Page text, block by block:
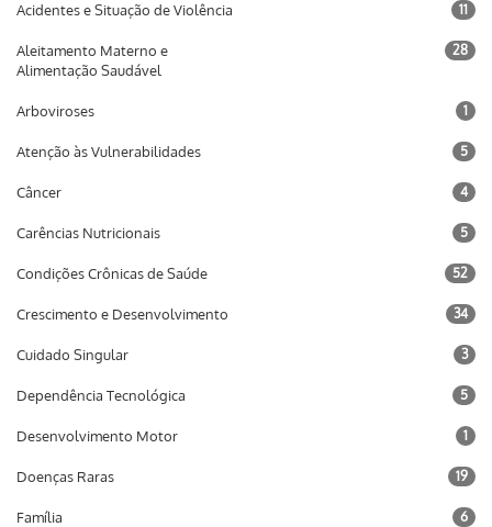
Acidentes e Situação de Violência 11
Aleitamento Materno e
Alimentação Saudável
28
Arboviroses 1
Atenção às Vulnerabilidades 5
Câncer 4
Carências Nutricionais 5
Condições Crônicas de Saúde 52
Crescimento e Desenvolvimento 34
Cuidado Singular 3
Dependência Tecnológica 5
Desenvolvimento Motor 1
Doenças Raras 19
Família 6